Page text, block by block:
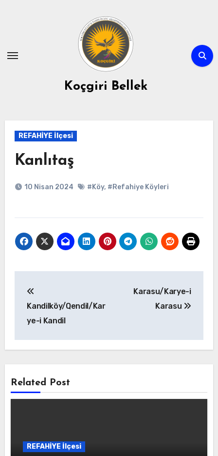
Koçgiri Bellek
REFAHİYE İlçesi
Kanlıtaş
10 Nisan 2024 #Köy, #Refahiye Köyleri
gezinmesi
Kandilköy/Qendil/Kar
ye-i Kandil
Karasu/Karye-i
Karasu
Related Post
REFAHİYE İlçesi